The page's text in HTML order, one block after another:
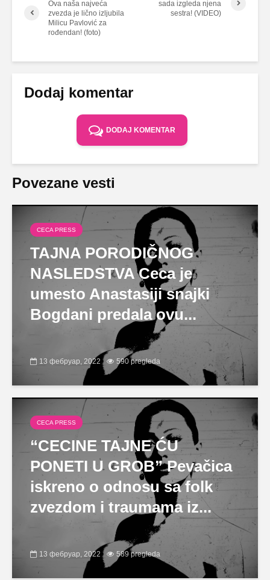
Ova naša najveća
zvezda je lično izljubila
Milicu Pavlović za
rođendan! (foto)
sada izgleda njena
sestra! (VIDEO)
Dodaj komentar
DODAJ KOMENTAR
Povezane vesti
CECA PRESS
TAJNA PORODIČNOG
NASLEDSTVA Ceca je
umesto Anastasiji snajki
Bogdani predala ovu...
13 фебруар, 2022 590 pregleda
CECA PRESS
“CECINE TAJNE ĆU
PONETI U GROB” Pevačica
iskreno o odnosu sa folk
zvezdom i traumama iz...
13 фебруар, 2022 589 pregleda